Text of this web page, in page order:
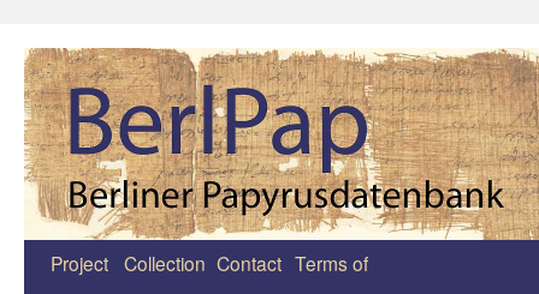
Zum
Project Collection Contact Terms of